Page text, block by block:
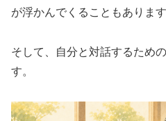
が浮かんでくることもあります
そして、自分と対話するため
す。